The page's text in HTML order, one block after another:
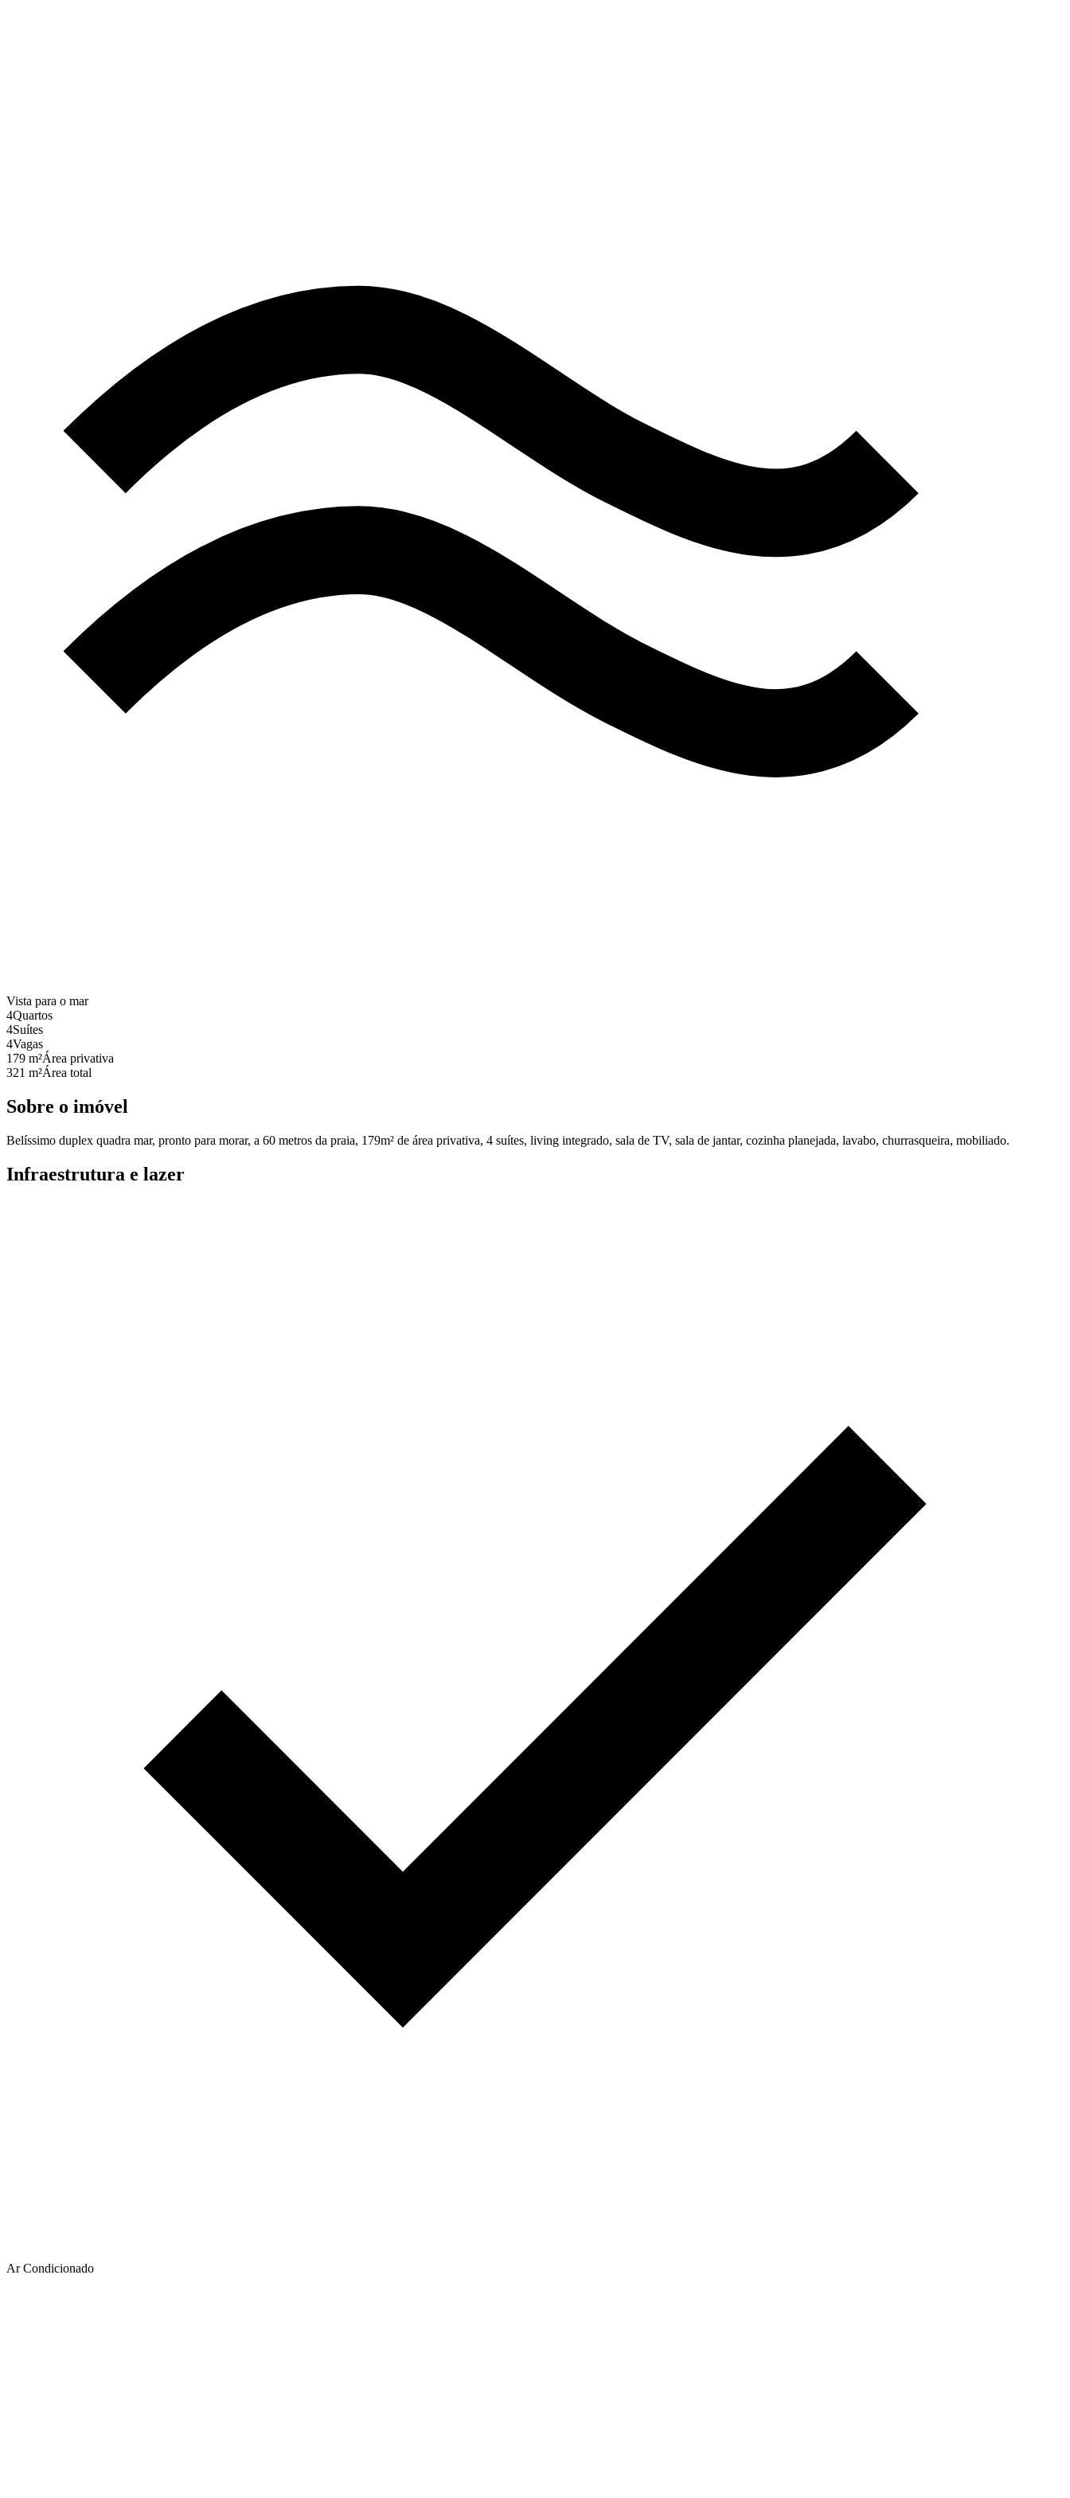
Vista para o mar
4Quartos
4Suítes
4Vagas
179 m²Área privativa
321 m²Área total
Sobre o imóvel
Belíssimo duplex quadra mar, pronto para morar, a 60 metros da praia, 179m² de área privativa, 4 suítes, living integrado, sala de TV, sala de jantar, cozinha planejada, lavabo, churrasqueira, mobiliado.
Infraestrutura e lazer
Ar Condicionado